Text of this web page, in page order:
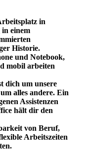
in
einem
Historie.
und Notebook,
mobil arbeiten
dich um unsere
alles andere. Ein
Assistenzen
hält dir den
von Beruf,
Arbeitszeiten